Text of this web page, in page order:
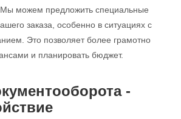
можем предложить специальные
заказа, особенно в ситуациях с
Это позволяет более грамотно
и планировать бюджет.
-